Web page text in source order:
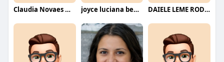
Claudia Novaes Novaes joyce luciana bentini jesus DAIELE LEME RODRIGUES